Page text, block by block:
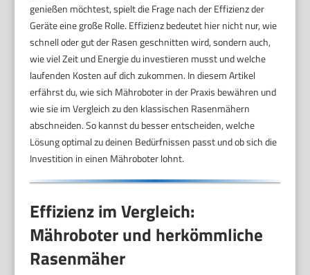
genießen möchtest, spielt die Frage nach der Effizienz der
Geräte eine große Rolle. Effizienz bedeutet hier nicht nur, wie
schnell oder gut der Rasen geschnitten wird, sondern auch,
wie viel Zeit und Energie du investieren musst und welche
laufenden Kosten auf dich zukommen. In diesem Artikel
erfährst du, wie sich Mähroboter in der Praxis bewähren und
wie sie im Vergleich zu den klassischen Rasenmähern
abschneiden. So kannst du besser entscheiden, welche
Lösung optimal zu deinen Bedürfnissen passt und ob sich die
Investition in einen Mähroboter lohnt.
Effizienz im Vergleich:
Mähroboter und herkömmliche
Rasenmäher